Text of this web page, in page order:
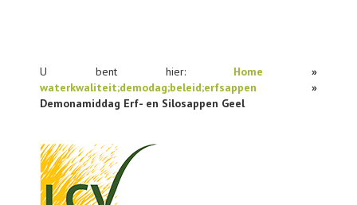
U bent hier: Home »
waterkwaliteit;demodag;beleid;erfsappen »
Demonamiddag Erf- en Silosappen Geel